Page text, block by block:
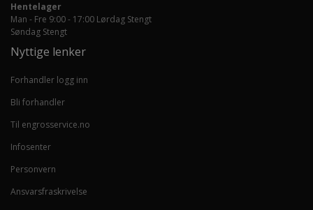
Hentelager
Man - Fre 9:00 - 17:00 Lørdag Stengt
Søndag Stengt
Nyttige lenker
Forhandler logg inn
Bli forhandler
Til engrosservice.no
Infosenter
Personvern
Ansvarsfraskrivelse